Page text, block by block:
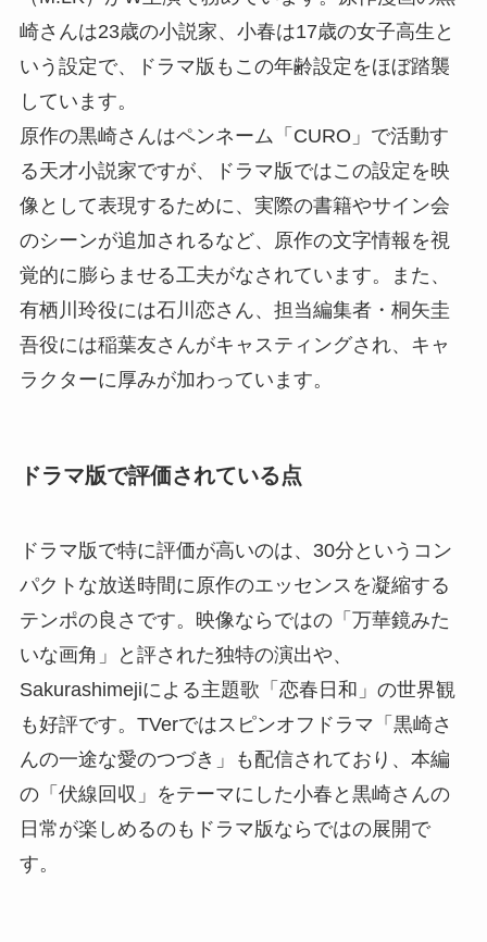
崎さんは23歳の小説家、小春は17歳の女子高生と
いう設定で、ドラマ版もこの年齢設定をほぼ踏襲
しています。
原作の黒崎さんはペンネーム「CURO」で活動す
る天才小説家ですが、ドラマ版ではこの設定を映
像として表現するために、実際の書籍やサイン会
のシーンが追加されるなど、原作の文字情報を視
覚的に膨らませる工夫がなされています。また、
有栖川玲役には石川恋さん、担当編集者・桐矢圭
吾役には稲葉友さんがキャスティングされ、キャ
ラクターに厚みが加わっています。
ドラマ版で評価されている点
ドラマ版で特に評価が高いのは、30分というコン
パクトな放送時間に原作のエッセンスを凝縮する
テンポの良さです。映像ならではの「万華鏡みた
いな画角」と評された独特の演出や、
Sakurashimejiによる主題歌「恋春日和」の世界観
も好評です。TVerではスピンオフドラマ「黒崎さ
んの一途な愛のつづき」も配信されており、本編
の「伏線回収」をテーマにした小春と黒崎さんの
日常が楽しめるのもドラマ版ならではの展開で
す。